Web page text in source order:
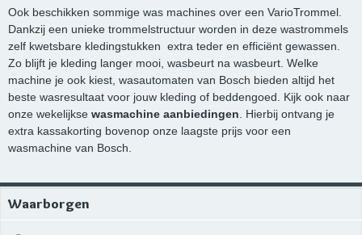
Ook beschikken sommige was machines over een VarioTrommel.
Dankzij een unieke trommelstructuur worden in deze wastrommels
zelf kwetsbare kledingstukken extra teder en efficiënt gewassen.
Zo blijft je kleding langer mooi, wasbeurt na wasbeurt. Welke
machine je ook kiest, wasautomaten van Bosch bieden altijd het
beste wasresultaat voor jouw kleding of beddengoed. Kijk ook naar
onze wekelijkse wasmachine aanbiedingen. Hierbij ontvang je
extra kassakorting bovenop onze laagste prijs voor een
wasmachine van Bosch.
Waarborgen